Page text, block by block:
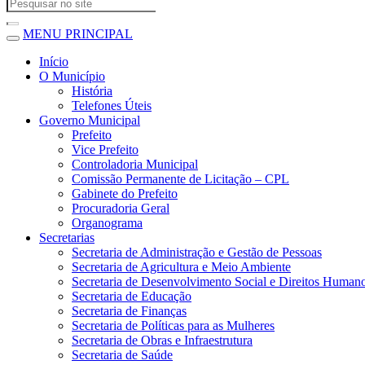
MENU PRINCIPAL
Início
O Município
História
Telefones Úteis
Governo Municipal
Prefeito
Vice Prefeito
Controladoria Municipal
Comissão Permanente de Licitação – CPL
Gabinete do Prefeito
Procuradoria Geral
Organograma
Secretarias
Secretaria de Administração e Gestão de Pessoas
Secretaria de Agricultura e Meio Ambiente
Secretaria de Desenvolvimento Social e Direitos
Secretaria de Educação
Secretaria de Finanças
Secretaria de Políticas para as Mulheres
Secretaria de Obras e Infraestrutura
Secretaria de Saúde